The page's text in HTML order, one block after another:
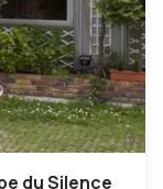
du Silence